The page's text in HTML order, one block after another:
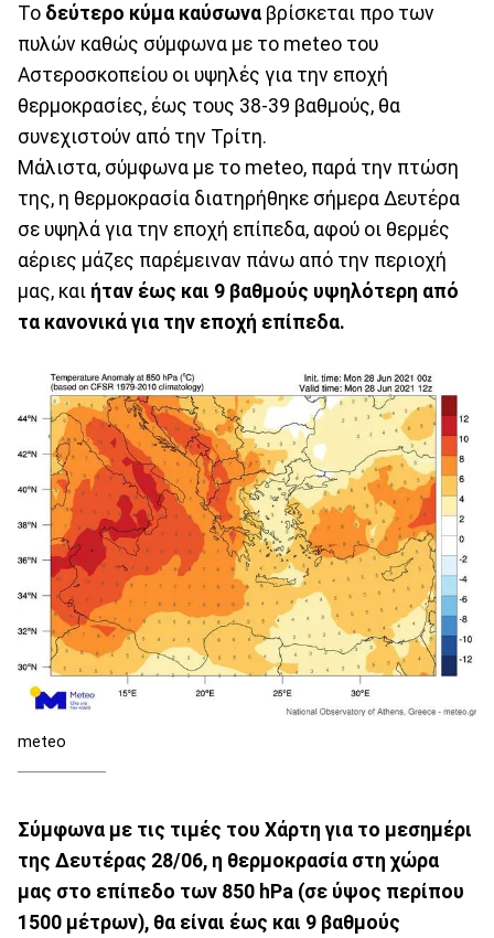
Το δεύτερο κύμα καύσωνα βρίσκεται προ των
πυλών καθώς σύμφωνα με το meteo του
Αστεροσκοπείου οι υψηλές για την εποχή
θερμοκρασίες, έως τους 38-39 βαθμούς, θα
συνεχιστούν από την Τρίτη.
Μάλιστα, σύμφωνα με το meteo, παρά την πτώση
της, η θερμοκρασία διατηρήθηκε σήμερα Δευτέρα
σε υψηλά για την εποχή επίπεδα, αφού οι θερμές
αέριες μάζες παρέμειναν πάνω από την περιοχή
μας, και ήταν έως και 9 βαθμούς υψηλότερη από
τα κανονικά για την εποχή επίπεδα.
meteo
Σύμφωνα με τις τιμές του Χάρτη για το μεσημέρι
της Δευτέρας 28/06, η θερμοκρασία στη χώρα
μας στο επίπεδο των 850 hPa (σε ύψος περίπου
1500 μέτρων), θα είναι έως και 9 βαθμούς